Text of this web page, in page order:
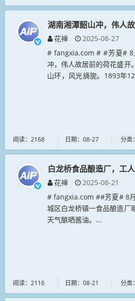
湖南湘潭韶山冲，伟人
花禅
2025-08-27
# fangxia.com # #芳夏# 8
冲，伟人故居前的荷花盛开
山环，风光旖旎。1893年
阅读：2168 日期：08-27 分类
白龙桥食品酿造厂，工
花禅
2025-08-21
# fangxia.com ##芳夏# 8
城区白龙桥镇一食品酿造厂
天气酿晒酱油。...
阅读：2116 日期：08-21 分类